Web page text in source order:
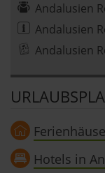
Andalusien
Andalusien
Andalusien
Hotels in